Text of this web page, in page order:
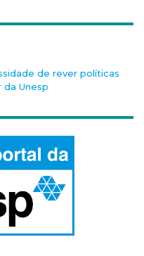
de rever políticas
da Unesp